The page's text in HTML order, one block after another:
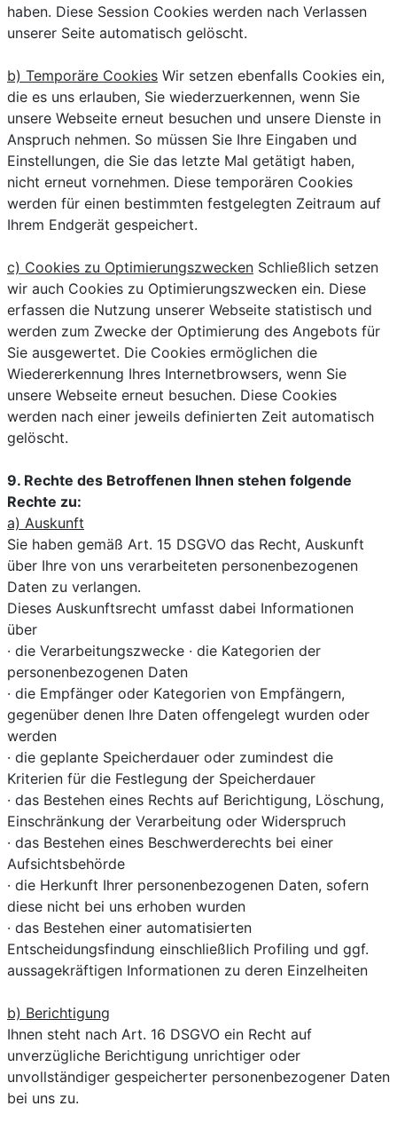
haben. Diese Session Cookies werden nach Verlassen
unserer Seite automatisch gelöscht.
b) Temporäre Cookies Wir setzen ebenfalls Cookies ein,
die es uns erlauben, Sie wiederzuerkennen, wenn Sie
unsere Webseite erneut besuchen und unsere Dienste in
Anspruch nehmen. So müssen Sie Ihre Eingaben und
Einstellungen, die Sie das letzte Mal getätigt haben,
nicht erneut vornehmen. Diese temporären Cookies
werden für einen bestimmten festgelegten Zeitraum auf
Ihrem Endgerät gespeichert.
c) Cookies zu Optimierungszwecken Schließlich setzen
wir auch Cookies zu Optimierungszwecken ein. Diese
erfassen die Nutzung unserer Webseite statistisch und
werden zum Zwecke der Optimierung des Angebots für
Sie ausgewertet. Die Cookies ermöglichen die
Wiedererkennung Ihres Internetbrowsers, wenn Sie
unsere Webseite erneut besuchen. Diese Cookies
werden nach einer jeweils definierten Zeit automatisch
gelöscht.
9. Rechte des Betroffenen Ihnen stehen folgende
Rechte zu:
a) Auskunft
Sie haben gemäß Art. 15 DSGVO das Recht, Auskunft
über Ihre von uns verarbeiteten personenbezogenen
Daten zu verlangen.
Dieses Auskunftsrecht umfasst dabei Informationen
über
· die Verarbeitungszwecke · die Kategorien der
personenbezogenen Daten
· die Empfänger oder Kategorien von Empfängern,
gegenüber denen Ihre Daten offengelegt wurden oder
werden
· die geplante Speicherdauer oder zumindest die
Kriterien für die Festlegung der Speicherdauer
· das Bestehen eines Rechts auf Berichtigung, Löschung,
Einschränkung der Verarbeitung oder Widerspruch
· das Bestehen eines Beschwerderechts bei einer
Aufsichtsbehörde
· die Herkunft Ihrer personenbezogenen Daten, sofern
diese nicht bei uns erhoben wurden
· das Bestehen einer automatisierten
Entscheidungsfindung einschließlich Profiling und ggf.
aussagekräftigen Informationen zu deren Einzelheiten
b) Berichtigung
Ihnen steht nach Art. 16 DSGVO ein Recht auf
unverzügliche Berichtigung unrichtiger oder
unvollständiger gespeicherter personenbezogener Daten
bei uns zu.